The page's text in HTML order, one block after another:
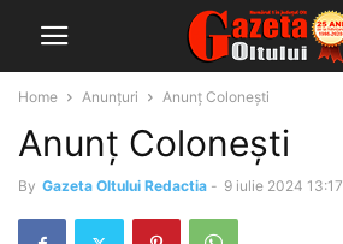
Home Anunțuri Anunț Colonești
Anunț Colonești
By Gazeta Oltului Redactia - 9 iulie 2024 13:17